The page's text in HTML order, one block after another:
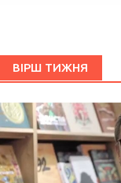
ВІРШ ТИЖНЯ